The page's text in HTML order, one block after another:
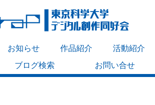
お知らせ 作品紹介
活動紹介
ブログ検索 お問い合せ